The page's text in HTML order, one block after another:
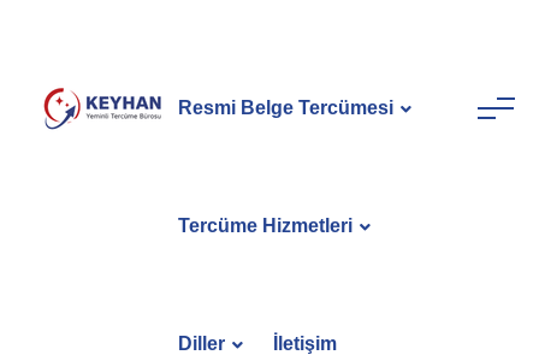
Resmi Belge Tercümesi
Tercüme Hizmetleri
Diller İletişim